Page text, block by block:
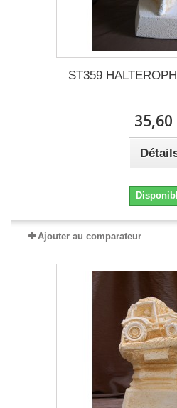
ST359
35,60
Ajouter au comparateur